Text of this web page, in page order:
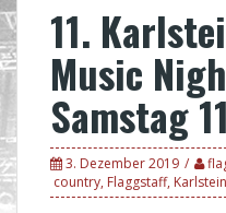
11.
Music
Samstag
3. Dezember 2019
country, Flaggstaff, Karlstein